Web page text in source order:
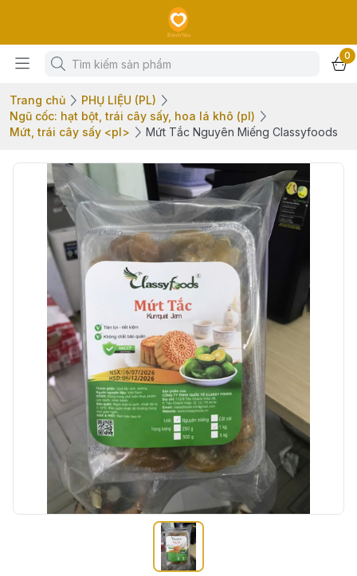
0
Trang chủ
PHỤ LIỆU (PL)
Ngũ cốc: hạt bột, trái cây sấy, hoa lá khô (pl)
Mứt, trái cây sấy <pl>
Mứt Tắc Nguyên Miếng Classyfoods